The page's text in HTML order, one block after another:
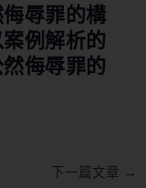
辱罪的構
例解析的
侮辱罪的
下一篇文章 →